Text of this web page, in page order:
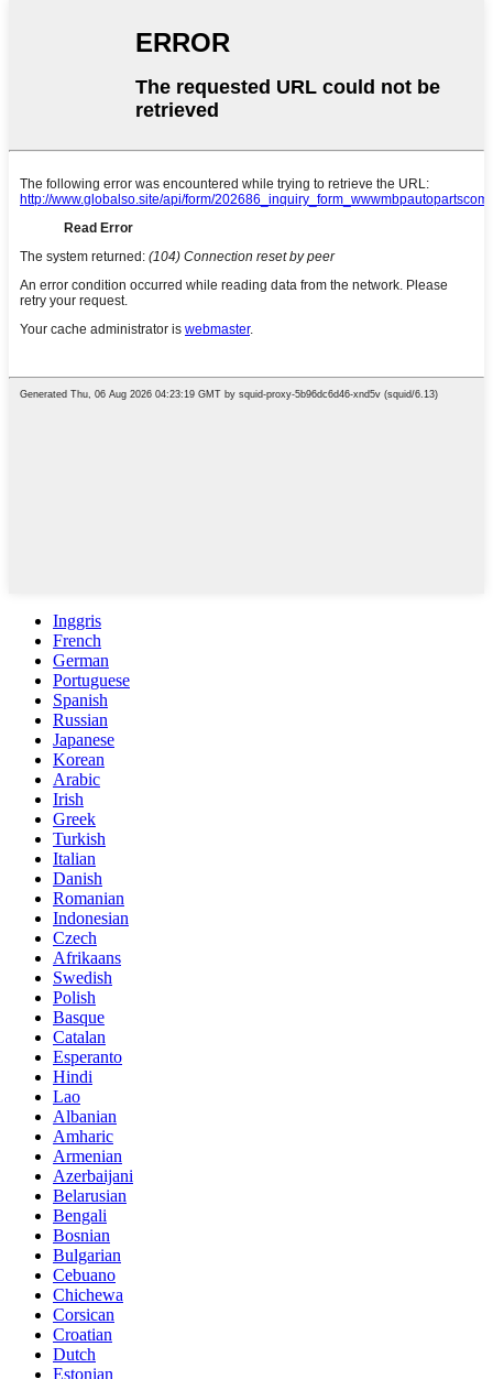
Inggris
French
German
Portuguese
Spanish
Russian
Japanese
Korean
Arabic
Irish
Greek
Turkish
Italian
Danish
Romanian
Indonesian
Czech
Afrikaans
Swedish
Polish
Basque
Catalan
Esperanto
Hindi
Lao
Albanian
Amharic
Armenian
Azerbaijani
Belarusian
Bengali
Bosnian
Bulgarian
Cebuano
Chichewa
Corsican
Croatian
Dutch
Estonian